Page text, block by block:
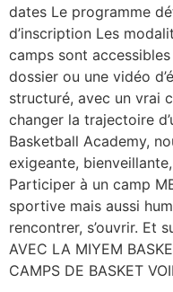
dates Le programme
d’inscription Les
camps sont
dossier ou une vidéo
structuré, avec un vrai
changer la trajectoire
Basketball Academy,
exigeante,
Participer à un camp
sportive mais aussi
rencontrer, s’ouvrir. Et
AVEC LA MIYEM
CAMPS DE BASKET